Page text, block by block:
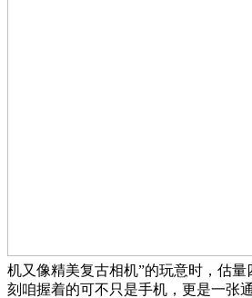
机又像精美复古相机”的玩意时，估
刻咱握着的可不只是手机，更是一张